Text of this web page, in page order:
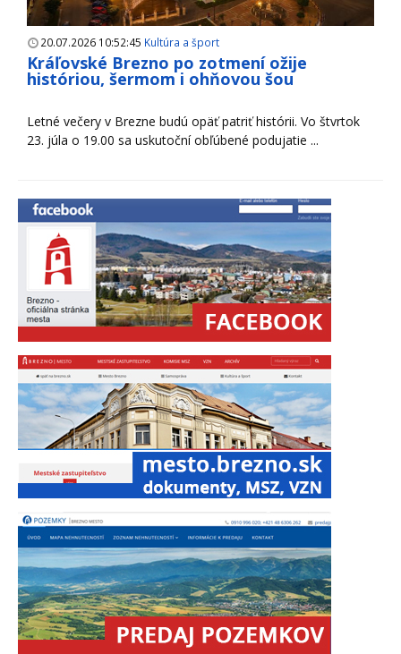
20.07.2026 10:52:45 Kultúra a šport
Kráľovské Brezno po zotmení ožije
históriou, šermom i ohňovou šou
Letné večery v Brezne budú opäť patriť histórii. Vo štvrtok
23. júla o 19.00 sa uskutoční obľúbené podujatie ...